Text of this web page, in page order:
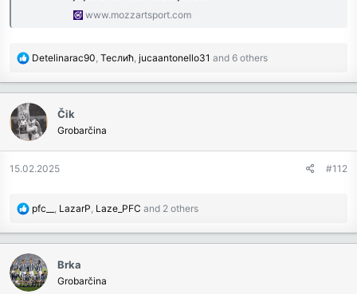
www.mozzartsport.com
R
a
c
t
i
n
Detelinarac90 Теслић jucaantonello31 and 6 others
Čik
Grobarčina
15.02.2025 #112
R
a
c
t
i
pfc__ LazarP Laze_PFC and 2 others
Brka
Grobarčina